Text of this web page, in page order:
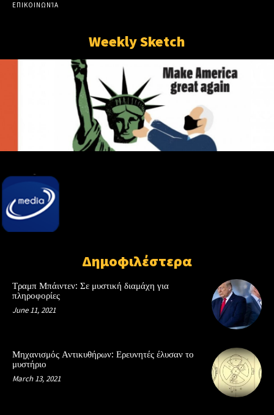
ΕΠΙΚΟΙΝΩΝΊΑ
Weekly Sketch
Δημοφιλέστερα
Τραμπ Μπάιντεν: Σε μυστική διαμάχη για
πληροφορίες
June 11, 2021
Μηχανισμός Αντικυθήρων: Ερευνητές έλυσαν το
μυστήριο
March 13, 2021